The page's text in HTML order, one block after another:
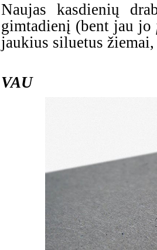
Naujas kasdienių
gimtadienį (bent jau jo
jaukius siluetus
VAU